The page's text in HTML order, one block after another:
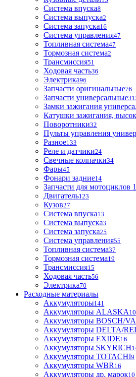
Система впуска8
Система выпуска2
Система запуска16
Система управления47
Топливная система47
Тормозная система2
Трансмиссия51
Ходовая часть36
Электрика96
Запчасти оригинальные76
Запчасти универсальные
Замки зажигания
Катушки зажигания,
Поворотники32
Пульты управления
Разное133
Реле и датчики24
Свечные колпачки34
Фары45
Фонари задние14
Запчасти для мотоциклов
Двигатель123
Кузов27
Система впуска13
Система выпуска3
Система запуска25
Система управления55
Топливная система37
Тормозная система19
Трансмиссия15
Ходовая часть56
Электрика70
Расходные материалы
Аккумуляторы141
Аккумуляторы ALASKA 10
Аккумуляторы BOSCH/
Аккумуляторы DELTA/
Аккумуляторы EXIDE16
Аккумуляторы SKYRICH
Аккумуляторы TOTACHI9
Аккумуляторы WBR 16
Аккумуляторы др. марок10